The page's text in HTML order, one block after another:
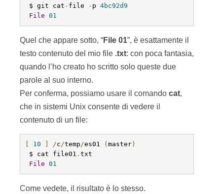
$ git cat - file - p 4bc92d9
File 01
Quel che appare sotto, “File 01”, è esattamente il
testo contenuto del mio file .txt: con poca fantasia,
quando l’ho creato ho scritto solo queste due
parole al suo interno.
Per conferma, possiamo usare il comando cat,
che in sistemi Unix consente di vedere il
contenuto di un file:
10 /c/temp/es01 ( master)
$ cat file01 . txt
File 01
Come vedete, il risultato è lo stesso.